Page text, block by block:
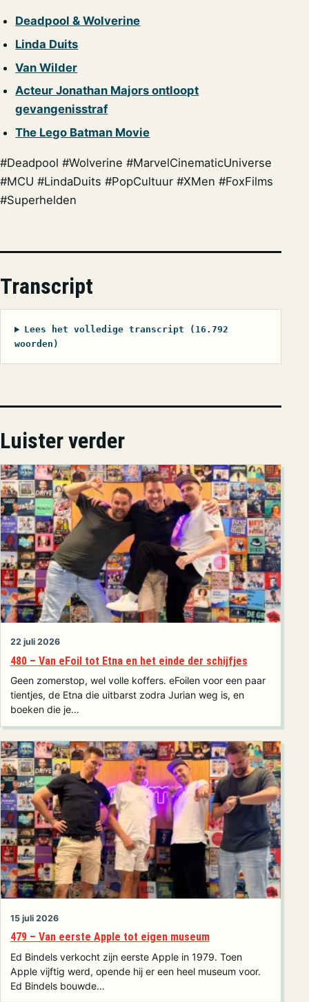
Deadpool & Wolverine
Linda Duits
Van Wilder
Acteur Jonathan Majors ontloopt
gevangenisstraf
The Lego Batman Movie
#Deadpool #Wolverine #MarvelCinematicUniverse
#MCU #LindaDuits #PopCultuur #XMen #FoxFilms
#Superhelden
Transcript
Lees het volledige transcript (16.792
woorden)
Luister verder
22 juli 2026
480 – Van eFoil tot Etna en het einde der schijfjes
Geen zomerstop, wel volle koffers. eFoilen voor een paar
tientjes, de Etna die uitbarst zodra Jurian weg is, en
boeken die je…
15 juli 2026
479 – Van eerste Apple tot eigen museum
Ed Bindels verkocht zijn eerste Apple in 1979. Toen
Apple vijftig werd, opende hij er een heel museum voor.
Ed Bindels bouwde…